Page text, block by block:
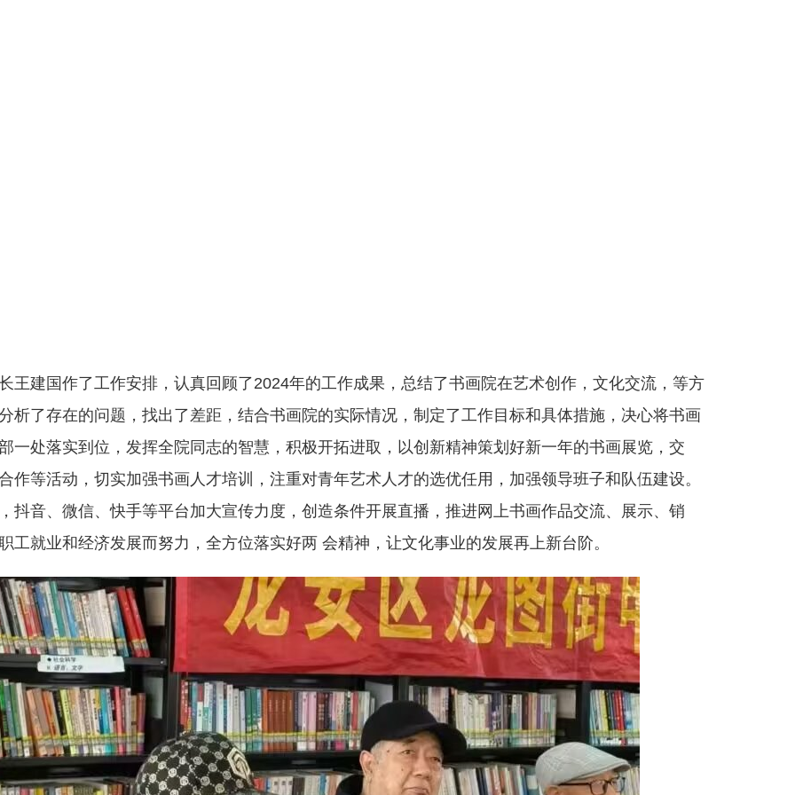
建国作了工作安排，认真回顾了2024年的工作成果，总结了书画院在艺术创作，文化交流，等方
析了存在的问题，找出了差距，结合书画院的实际情况，制定了工作目标和具体措施，决心将书画
一处落实到位，发挥全院同志的智慧，积极开拓进取，以创新精神策划好新一年的书画展览，交
作等活动，切实加强书画人才培训，注重对青年艺术人才的选优任用，加强领导班子和队伍建设。
抖音、微信、快手等平台加大宣传力度，创造条件开展直播，推进网上书画作品交流、展示、销
工就业和经济发展而努力，全方位落实好两 会精神，让文化事业的发展再上新台阶。